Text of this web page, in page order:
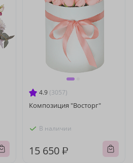
4.9 (3057)
Композиция "Восторг"
В наличии
15 650 ₽